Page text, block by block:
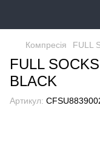
Компресія FULL
FULL
BLACK
Артикул: